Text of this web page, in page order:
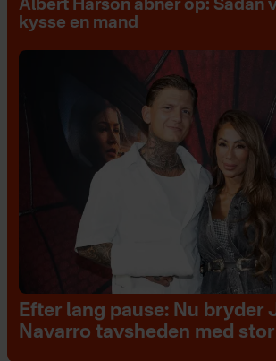
Albert Harson åbner op: Sådan
kysse en mand
Efter lang pause: Nu bryder
Navarro tavsheden med